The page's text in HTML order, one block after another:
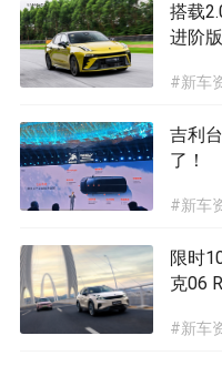
搭载
进阶
#新车
吉利
了！
#新车
限时
克06
#新车